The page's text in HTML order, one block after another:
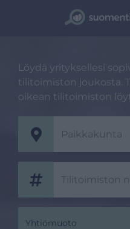
Löydä yrityksellesi
tilitoimiston joukosta.
oikean tilitoimiston
Yhtiömuoto